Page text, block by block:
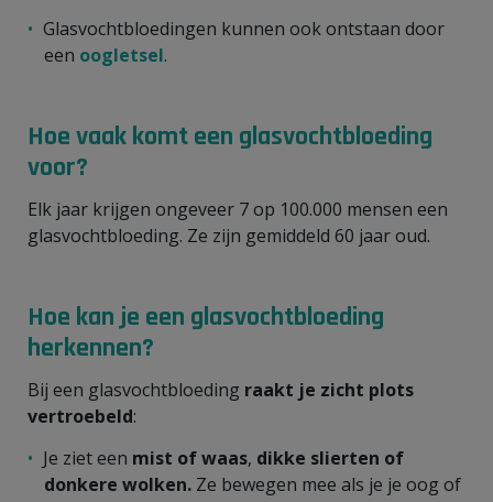
Glasvochtbloedingen kunnen ook ontstaan door
een oogletsel.
Hoe vaak komt een glasvochtbloeding
voor?
Elk jaar krijgen ongeveer 7 op 100.000 mensen een
glasvochtbloeding. Ze zijn gemiddeld 60 jaar oud.
Hoe kan je een glasvochtbloeding
herkennen?
Bij een glasvochtbloeding raakt je zicht plots
vertroebeld:
Je ziet een mist of waas, dikke slierten of
donkere wolken. Ze bewegen mee als je je oog of